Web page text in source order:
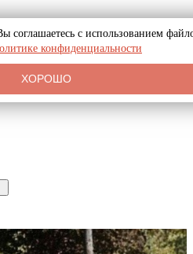
соглашаетесь с использованием
конфиденциальности
ХОРОШО